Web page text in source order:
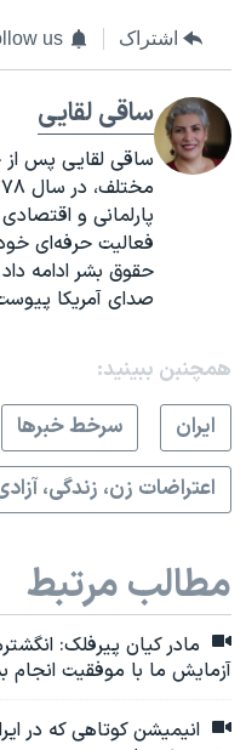
اشتراک us
ساقی لقایی
ساقی لقایی پس از
فعالیت حرفه‌ای خود
صدای آمریکا
همچنبن ببینید:
ايران
سرخط خبرها
اعتراضات زن، زندگی،
مطالب مرتبط
مادر کیان پیرفلک:
آزمایش ما با موفقیت انجام
انیمیشن کوتاهی که در